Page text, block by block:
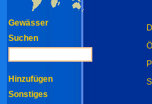
Gewässer
Suchen
Hinzufügen
Sonstiges